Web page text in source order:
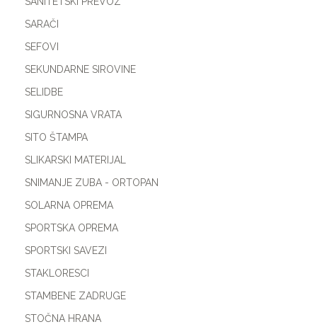
SARAČI
SEFOVI
SEKUNDARNE SIROVINE
SELIDBE
SIGURNOSNA VRATA
SITO ŠTAMPA
SLIKARSKI MATERIJAL
SNIMANJE ZUBA - ORTOPAN
SOLARNA OPREMA
SPORTSKA OPREMA
SPORTSKI SAVEZI
STAKLORESCI
STAMBENE ZADRUGE
STOČNA HRANA